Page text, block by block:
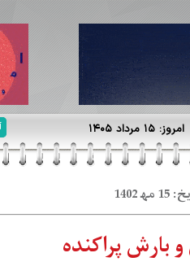
امروز: ۱۵ مرداد ۱۴۰۵